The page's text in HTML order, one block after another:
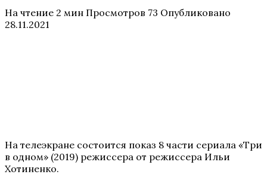
На чтение 2 мин Просмотров 73 Опубликовано
28.11.2021
На телеэкране состоится показ 8 части сериала «Три
в одном» (2019) режиссера от режиссера Ильи
Хотиненко.